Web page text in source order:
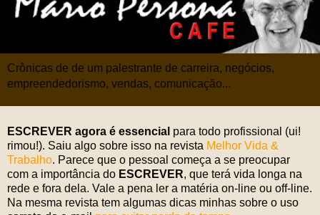
Crônicas de de um palestrante de carreira, negócios,
empreendedorismo, vendas, comunicação...
ESCREVER agora é essencial para todo profissional (ui!
rimou!). Saiu algo sobre isso na revista Melhor Vida &
Trabalho. Parece que o pessoal começa a se preocupar
com a importância do ESCREVER, que terá vida longa na
rede e fora dela. Vale a pena ler a matéria on-line ou off-line.
Na mesma revista tem algumas dicas minhas sobre o uso